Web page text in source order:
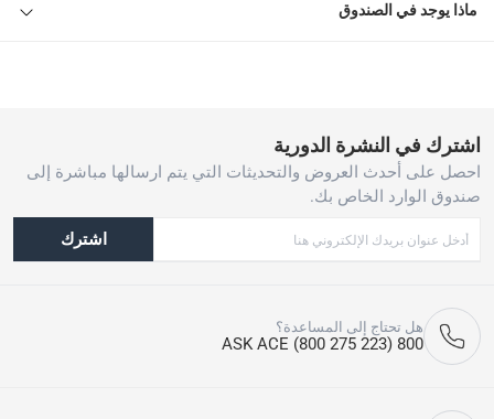
ماذا يوجد في الصندوق
اشترك في النشرة الدورية
احصل على أحدث العروض والتحديثات التي يتم ارسالها مباشرة إلى
صندوق الوارد الخاص بك.
اشترك
هل تحتاج إلى المساعدة؟
800 ASK ACE (800 275 223)